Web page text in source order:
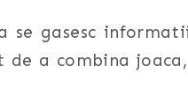
gasesc
a combina